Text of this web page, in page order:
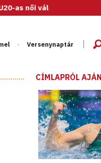
Versenynaptár
CÍMLAPRÓL